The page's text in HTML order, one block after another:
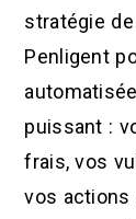
stratégie
Penligent
puissant :
frais, vos
vos actions